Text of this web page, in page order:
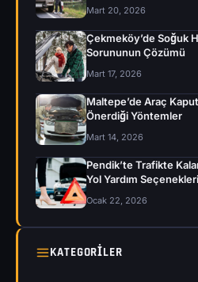
Mart 20, 2026
Çekmeköy’de Soğuk
Sorununun Çözümü
Mart 17, 2026
Maltepe’de Araç
Önerdiği Yöntemler
Mart 14, 2026
Pendik’te Trafikte
Yol Yardım Seçenekleri
Ocak 22, 2026
KATEGORILER